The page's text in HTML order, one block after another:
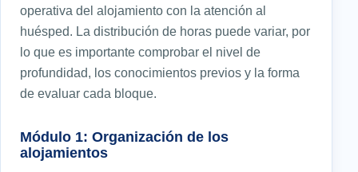
operativa del alojamiento con la atención al
huésped. La distribución de horas puede variar, por
lo que es importante comprobar el nivel de
profundidad, los conocimientos previos y la forma
de evaluar cada bloque.
Módulo 1: Organización de los
alojamientos